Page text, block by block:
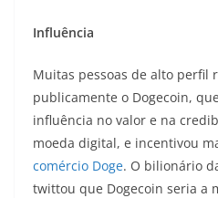
Influência
Muitas pessoas de alto perfil
publicamente o Dogecoin,
influência no valor e na
moeda digital, e incentivou
comércio Doge. O bilionário
twittou que Dogecoin seria a